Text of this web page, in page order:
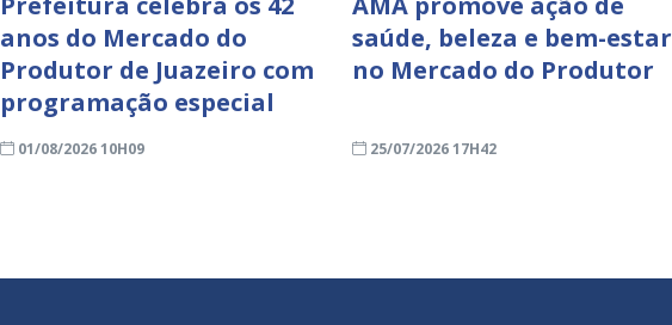
anos do Mercado do
Produtor de Juazeiro com
programação especial
01/08/2026 10H09
saúde, beleza e bem-estar
no Mercado do Produtor
25/07/2026 17H42